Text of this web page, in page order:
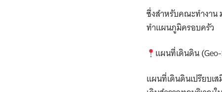
ซึ่งสำหรับคณะทำงาน
ทำแผนภูมิครอบครัว
แผนที่เดินดิน
แผนที่เดินดินเปรียบเ